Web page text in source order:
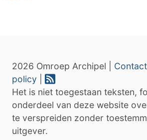
2026 Omroep Archipel |
policy
Het is niet toegestaan teksten,
onderdeel van deze website
te verspreiden zonder
uitgever.